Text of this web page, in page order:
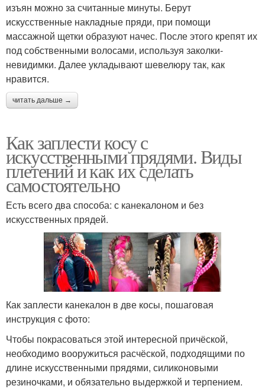
изъян можно за считанные минуты. Берут
искусственные накладные пряди, при помощи
массажной щетки образуют начес. После этого крепят их
под собственными волосами, используя заколки-
невидимки. Далее укладывают шевелюру так, как
нравится.
читать дальше →
Как заплести косу с
искусственными прядями. Виды
плетений и как их сделать
самостоятельно
Есть всего два способа: с канекалоном и без
искусственных прядей.
Как заплести канекалон в две косы, пошаговая
инструкция с фото:
Чтобы покрасоваться этой интересной причёской,
необходимо вооружиться расчёской, подходящими по
длине искусственными прядями, силиконовыми
резиночками, и обязательно выдержкой и терпением.